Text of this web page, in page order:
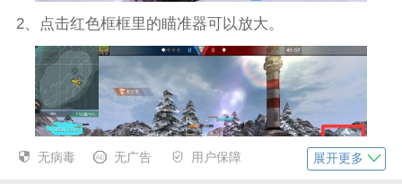
2、点击红色框框里的瞄准器可以放大。
无病毒 无广告 用户保障 展开更多